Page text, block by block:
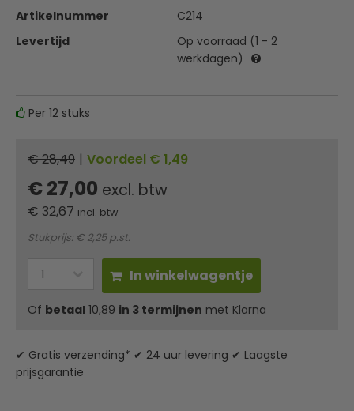
Artikelnummer
C214
Levertijd
Op voorraad (1 - 2
werkdagen)
Per 12 stuks
€ 28,49 | Voordeel € 1,49
€ 27,00 excl. btw
€ 32,67 incl. btw
Stukprijs: € 2,25 p.st.
In winkelwagentje
Of betaal 10,89 in 3 termijnen met Klarna
✔ Gratis verzending* ✔ 24 uur levering ✔ Laagste
prijsgarantie